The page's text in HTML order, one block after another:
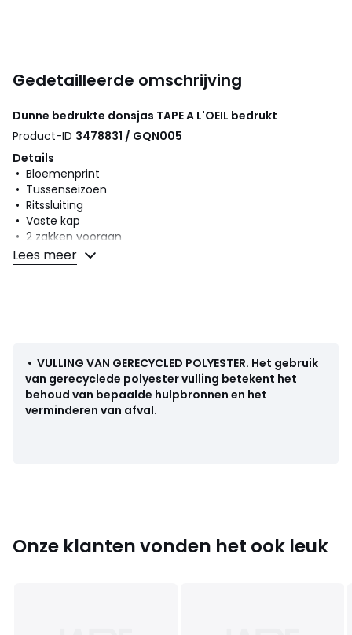
Gedetailleerde omschrijving
Dunne bedrukte donsjas TAPE A L'OEIL bedrukt
Product-ID 3478831 / GQN005
Details
• Bloemenprint
• Tussenseizoen
• Ritssluiting
• Vaste kap
• 2 zakken vooraan
• Lengte : Halflang
• Onderhoud : zie etiket
Lees meer
• VULLING VAN GERECYCLED POLYESTER. Het gebruik
van gerecyclede polyester vulling betekent het
behoud van bepaalde hulpbronnen en het
verminderen van afval.
Onze klanten vonden het ook leuk